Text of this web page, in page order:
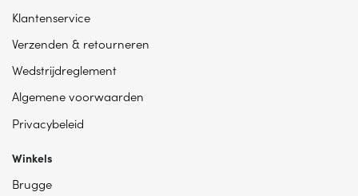
Klantenservice
Verzenden & retourneren
Wedstrijdreglement
Algemene voorwaarden
Privacybeleid
Winkels
Brugge